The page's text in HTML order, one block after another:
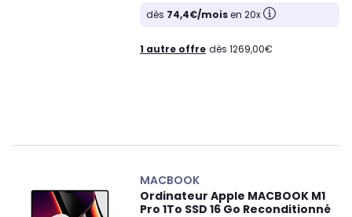
dès 74,4€/moisen 20x
1 autre offre dès 1269,00€
MACBOOK
Ordinateur Apple MACBOOK M1
Pro 1To SSD 16 Go Reconditionné